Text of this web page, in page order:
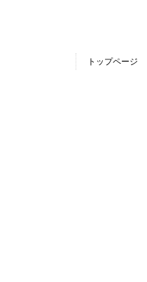
トップページ